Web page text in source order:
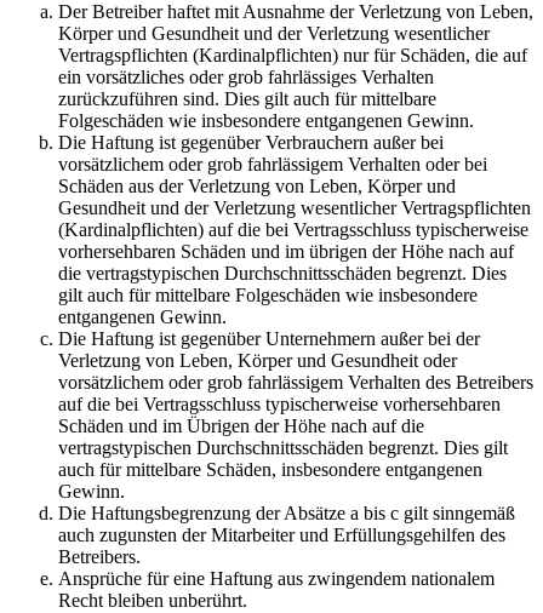
Der Betreiber haftet mit Ausnahme der Verletzung von Leben,
Körper und Gesundheit und der Verletzung wesentlicher
Vertragspflichten (Kardinalpflichten) nur für Schäden, die auf
ein vorsätzliches oder grob fahrlässiges Verhalten
zurückzuführen sind. Dies gilt auch für mittelbare
Folgeschäden wie insbesondere entgangenen Gewinn.
Die Haftung ist gegenüber Verbrauchern außer bei
vorsätzlichem oder grob fahrlässigem Verhalten oder bei
Schäden aus der Verletzung von Leben, Körper und
Gesundheit und der Verletzung wesentlicher Vertragspflichten
(Kardinalpflichten) auf die bei Vertragsschluss typischerweise
vorhersehbaren Schäden und im übrigen der Höhe nach auf
die vertragstypischen Durchschnittsschäden begrenzt. Dies
gilt auch für mittelbare Folgeschäden wie insbesondere
entgangenen Gewinn.
Die Haftung ist gegenüber Unternehmern außer bei der
Verletzung von Leben, Körper und Gesundheit oder
vorsätzlichem oder grob fahrlässigem Verhalten des Betreibers
auf die bei Vertragsschluss typischerweise vorhersehbaren
Schäden und im Übrigen der Höhe nach auf die
vertragstypischen Durchschnittsschäden begrenzt. Dies gilt
auch für mittelbare Schäden, insbesondere entgangenen
Gewinn.
Die Haftungsbegrenzung der Absätze a bis c gilt sinngemäß
auch zugunsten der Mitarbeiter und Erfüllungsgehilfen des
Betreibers.
Ansprüche für eine Haftung aus zwingendem nationalem
Recht bleiben unberührt.